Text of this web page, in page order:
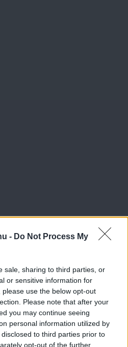
- Do Not Process My
sale, sharing to third parties, or
or sensitive information for
use the below opt-out
Please note that after your
you may continue seeing
personal information utilized by
to third parties prior to
opt-out of the further